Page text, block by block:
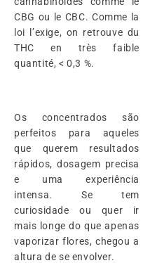
CBG ou le CBC. Comme la
loi l’exige, on retrouve du
THC en très faible
quantité, < 0,3 %.
Os concentrados são
perfeitos para aqueles
que querem resultados
rápidos, dosagem precisa
e uma experiência
intensa. Se tem
curiosidade ou quer ir
mais longe do que apenas
vaporizar flores, chegou a
altura de se envolver.